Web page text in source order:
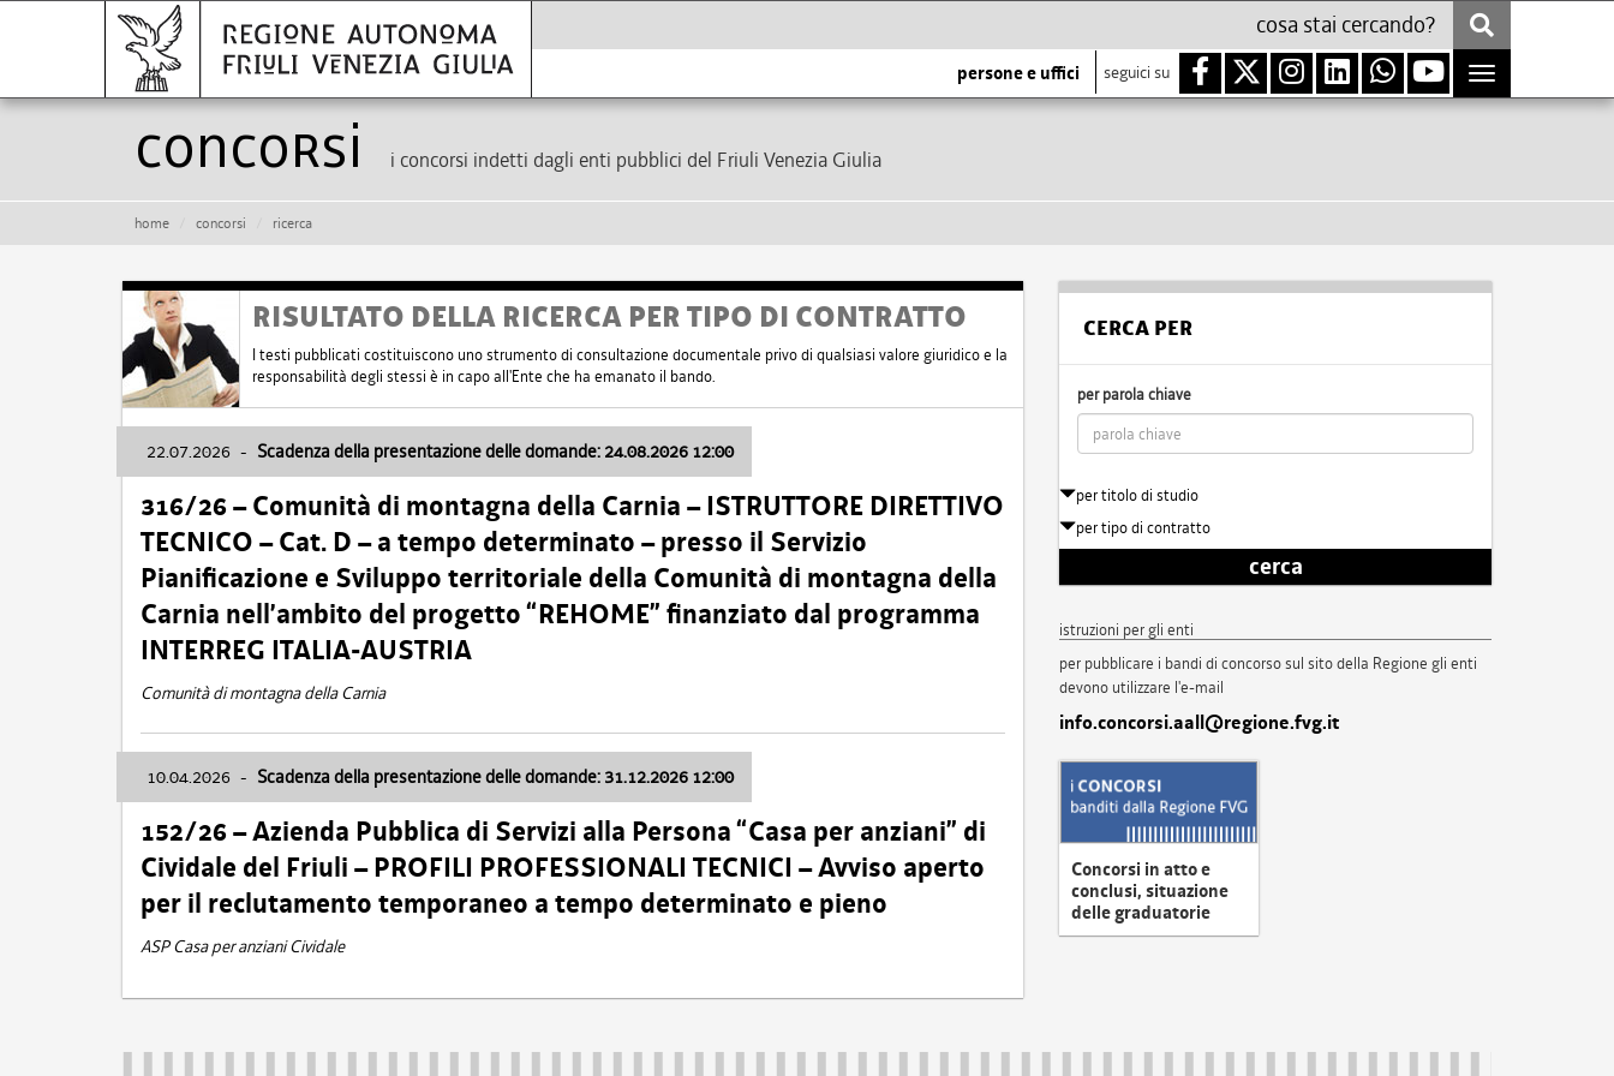
persone e uffici seguici su
Toggle
navigation
Concorsi i concorsi indetti dagli enti pubblici del Friuli Venezia Giulia
home concorsi ricerca
RISULTATO DELLA RICERCA PER TIPO DI CONTRATTO
I testi pubblicati costituiscono uno strumento di consultazione documentale privo di qualsiasi valore giuridico e la
responsabilità degli stessi è in capo all'Ente che ha emanato il bando.
22.07.2026 - Scadenza della presentazione delle domande: 24.08.2026 12:00
316/26 – Comunità di montagna della Carnia – ISTRUTTORE DIRETTIVO
TECNICO – Cat. D – a tempo determinato – presso il Servizio
Pianificazione e Sviluppo territoriale della Comunità di montagna della
Carnia nell’ambito del progetto “REHOME” finanziato dal programma
INTERREG ITALIA-AUSTRIA
Comunità di montagna della Carnia
10.04.2026 - Scadenza della presentazione delle domande: 31.12.2026 12:00
152/26 – Azienda Pubblica di Servizi alla Persona “Casa per anziani” di
Cividale del Friuli – PROFILI PROFESSIONALI TECNICI – Avviso aperto
per il reclutamento temporaneo a tempo determinato e pieno
ASP Casa per anziani Cividale
CERCA PER
per parola chiave
per titolo di studio
per tipo di contratto
cerca
istruzioni per gli enti
per pubblicare i bandi di concorso sul sito della Regione gli enti
devono utilizzare l'e-mail
info.concorsi.aall@regione.fvg.it
Concorsi in atto e
conclusi, situazione
delle graduatorie